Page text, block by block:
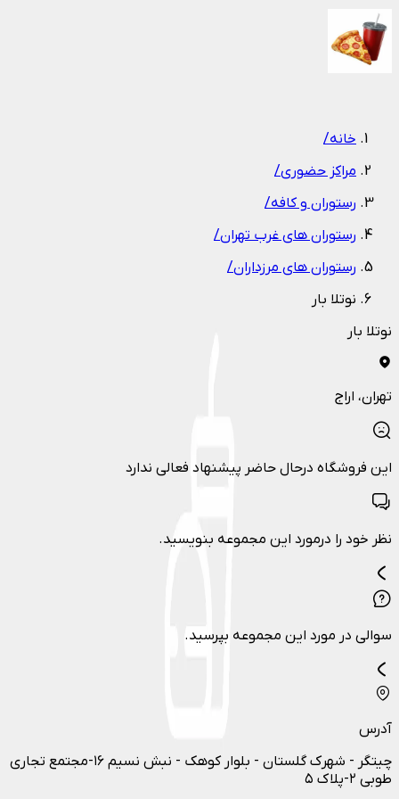
خانه/
مراکز حضوری/
رستوران و کافه/
رستوران های غرب تهران/
رستوران های مرزداران/
نوتلا بار
نوتلا بار
تهران، اراج
این فروشگاه درحال حاضر پیشنهاد فعالی ندارد
نظر خود را درمورد این مجموعه بنویسید.
سوالی در مورد این مجموعه بپرسید.
آدرس
چيتگر - شهرك گلستان - بلوار كوهك - نبش نسيم ۱۶-مجتمع تجاري
طوبي ۲-پلاك ۵